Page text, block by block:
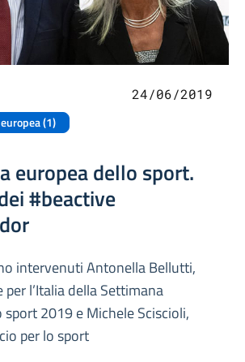
(1)
24/06/2019
europea dello sport.
#beactive
intervenuti Antonella Bellutti,
l’Italia della Settimana
sport 2019 e Michele Sciscioli,
per lo sport